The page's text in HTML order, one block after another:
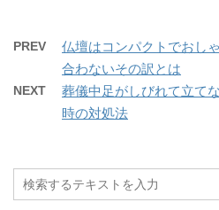
PREV
仏壇はコンパクトでおし
合わないその訳とは
NEXT
葬儀中足がしびれて立て
時の対処法